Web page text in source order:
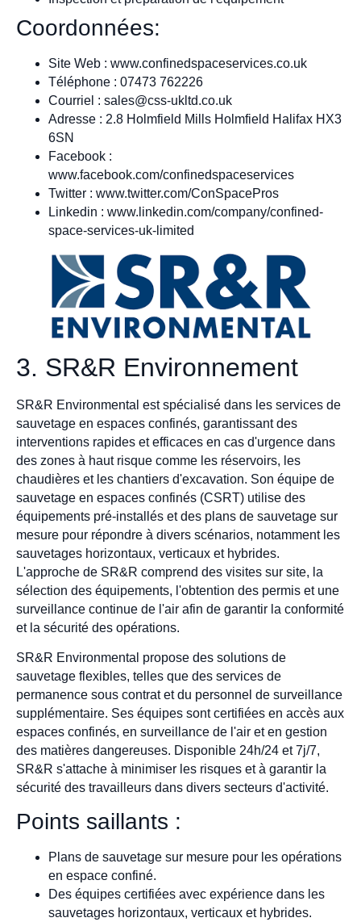
Coordonnées:
Site Web : www.confinedspaceservices.co.uk
Téléphone : 07473 762226
Courriel : sales@css-ukltd.co.uk
Adresse : 2.8 Holmfield Mills Holmfield Halifax HX3
6SN
Facebook :
www.facebook.com/confinedspaceservices
Twitter : www.twitter.com/ConSpacePros
Linkedin : www.linkedin.com/company/confined-
space-services-uk-limited
3. SR&R Environnement
SR&R Environmental est spécialisé dans les services de
sauvetage en espaces confinés, garantissant des
interventions rapides et efficaces en cas d'urgence dans
des zones à haut risque comme les réservoirs, les
chaudières et les chantiers d'excavation. Son équipe de
sauvetage en espaces confinés (CSRT) utilise des
équipements pré-installés et des plans de sauvetage sur
mesure pour répondre à divers scénarios, notamment les
sauvetages horizontaux, verticaux et hybrides.
L'approche de SR&R comprend des visites sur site, la
sélection des équipements, l'obtention des permis et une
surveillance continue de l'air afin de garantir la conformité
et la sécurité des opérations.
SR&R Environmental propose des solutions de
sauvetage flexibles, telles que des services de
permanence sous contrat et du personnel de surveillance
supplémentaire. Ses équipes sont certifiées en accès aux
espaces confinés, en surveillance de l'air et en gestion
des matières dangereuses. Disponible 24h/24 et 7j/7,
SR&R s'attache à minimiser les risques et à garantir la
sécurité des travailleurs dans divers secteurs d'activité.
Points saillants :
Plans de sauvetage sur mesure pour les opérations
en espace confiné.
Des équipes certifiées avec expérience dans les
sauvetages horizontaux, verticaux et hybrides.